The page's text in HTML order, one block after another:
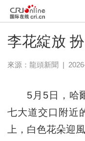
李花綻放
來源： 龍頭新聞 |
5月5日，哈
七大道交口附近
上，白色花朵迎